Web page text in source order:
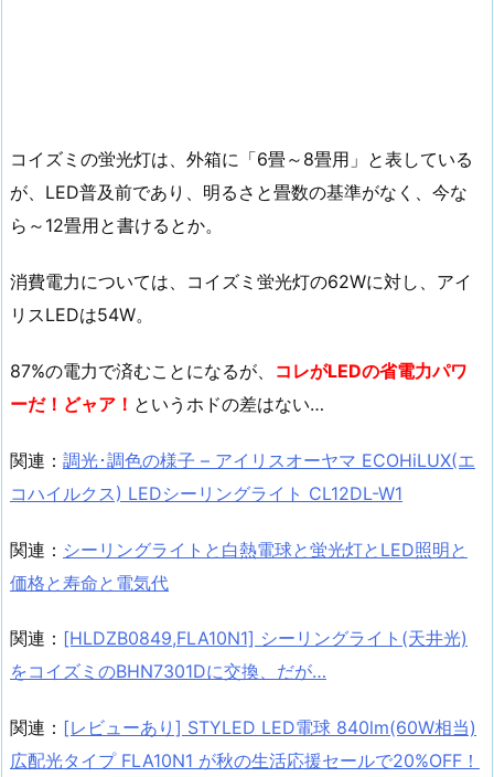
コイズミの蛍光灯は、外箱に「6畳～8畳用」と表している
が、LED普及前であり、明るさと畳数の基準がなく、今な
ら～12畳用と書けるとか。
消費電力については、コイズミ蛍光灯の62Wに対し、アイ
リスLEDは54W。
87%の電力で済むことになるが、 コレがLEDの省電力パワ
ーだ！どャア！ というホドの差はない…
関連： 調光･調色の様子 – アイリスオーヤマ ECOHiLUX(エ
コハイルクス) LEDシーリングライト CL12DL-W1
関連： シーリングライトと白熱電球と蛍光灯とLED照明と
価格と寿命と電気代
関連： [HLDZB0849,FLA10N1] シーリングライト(天井光)
をコイズミのBHN7301Dに交換、だが…
関連： [レビューあり] STYLED LED電球 840lm(60W相当)
広配光タイプ FLA10N1 が秋の生活応援セールで20%OFF！